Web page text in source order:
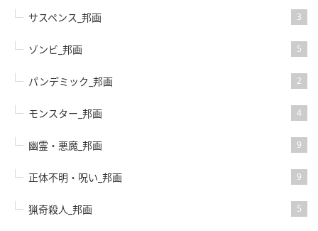
サスペンス_邦画 3
ゾンビ_邦画 5
パンデミック_邦画 2
モンスター_邦画 4
幽霊・悪魔_邦画 9
正体不明・呪い_邦画 9
猟奇殺人_邦画 5